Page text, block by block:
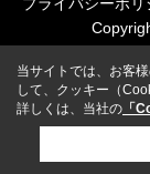
当サイトでは、お客
して、クッキー（
詳しくは、当社の 「